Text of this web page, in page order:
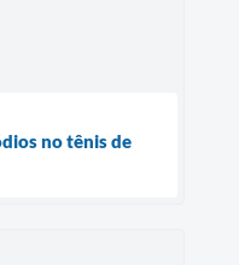
no tênis de